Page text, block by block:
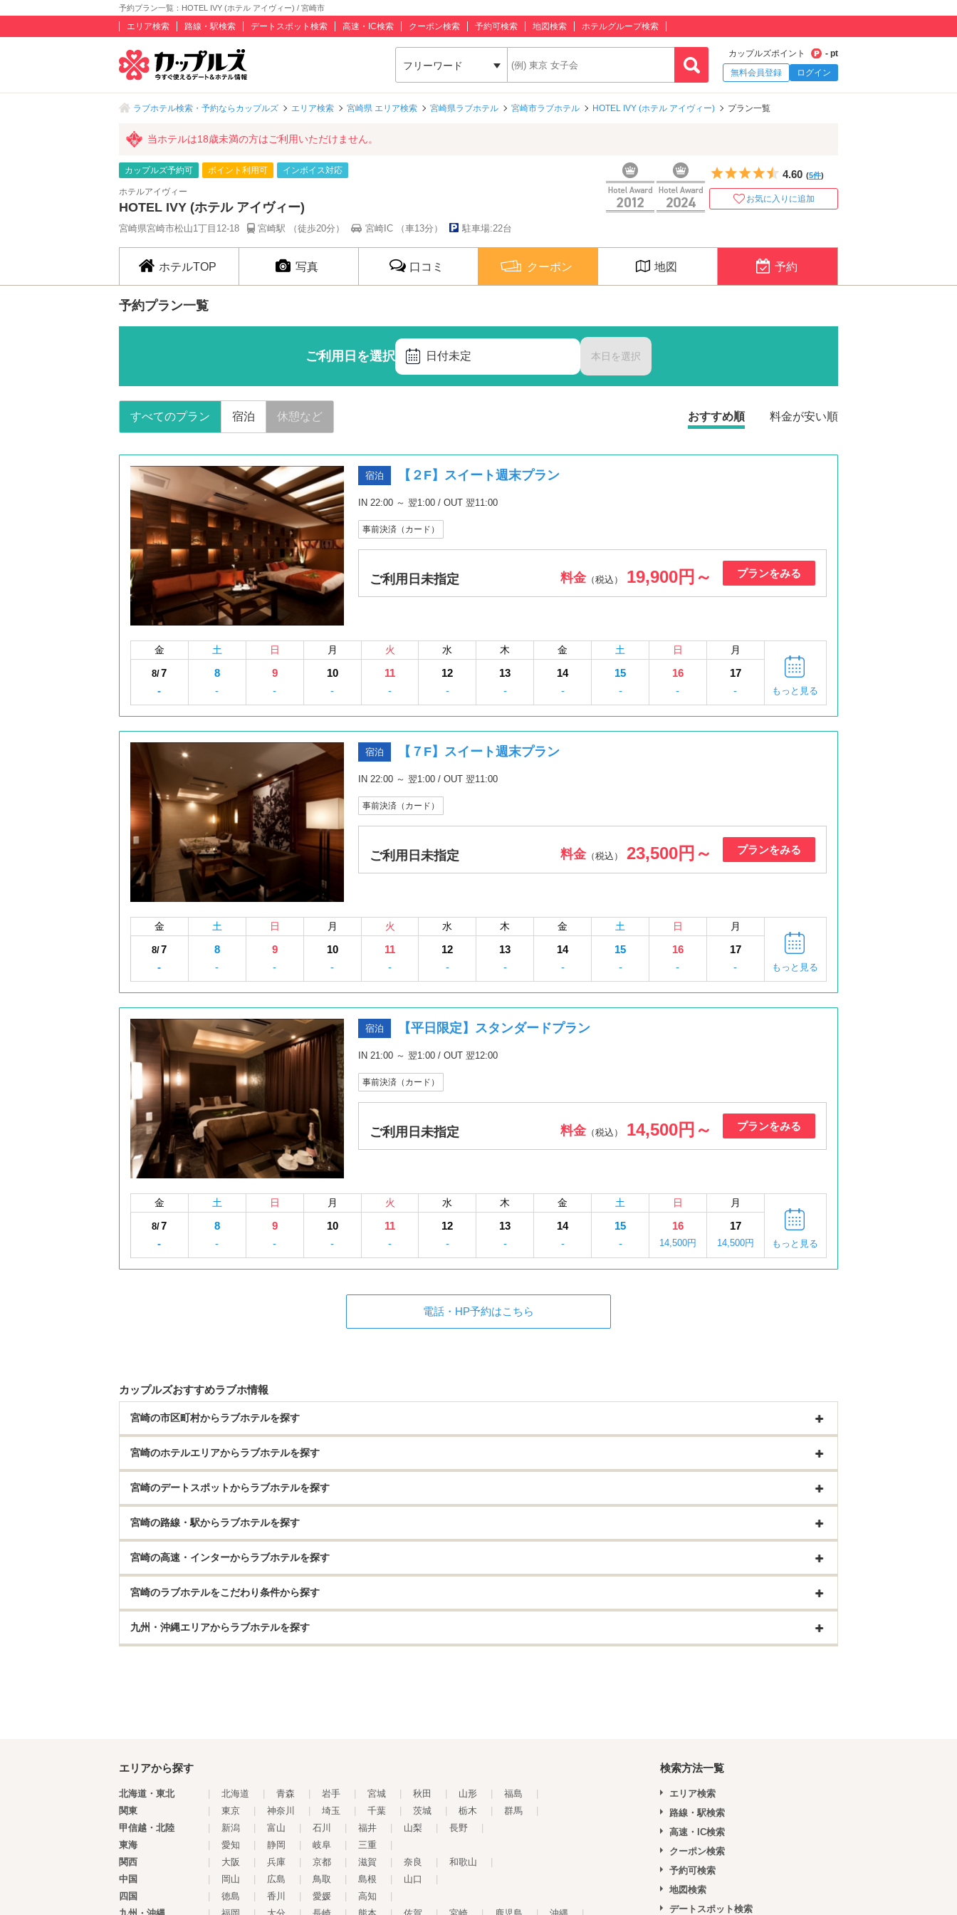
予約プラン一覧：HOTEL IVY (ホテル アイヴィー) / 宮崎市
エリア検索 路線・駅検索 デートスポット検索 高速・IC検索 クーポン検索 予約可検索 地図検索 ホテルグループ検索
フリーワード
カップルズポイント
- pt
無料会員登録
ログイン
ラブホテル検索・予約ならカップルズ エリア検索 宮崎県 エリア検索 宮崎県ラブホテル 宮崎市ラブホテル HOTEL IVY (ホテル アイヴィー) プラン一覧
当ホテルは18歳未満の方はご利用いただけません。
カップルズ予約可 ポイント利用可 インボイス対応
ホテルアイヴィー
HOTEL IVY (ホテル アイヴィー)
宮崎県宮崎市松山1丁目12-18 宮崎駅 （徒歩20分） 宮崎IC （車13分） 駐車場:22台
5つ星のうち4.5
4.60 (5件)
お気に入りに追加
ホテルTOP 写真 口コミ クーポン 地図 予約
予約プラン一覧
ご利用日を選択 日付未定 本日を選択
すべてのプラン 宿泊 休憩など おすすめ順 料金が安い順
宿泊 【２F】スイート週末プラン
IN 22:00 ～ 翌1:00 / OUT 翌11:00
事前決済（カード）
ご利用日未指定 料金（税込） 19,900円～ プランをみる
金 土 日 月 火 水 木 金 土 日 月
8/7
-
8
-
9
-
10
-
11
-
12
-
13
-
14
-
15
-
16
-
17
-
もっと見る
宿泊 【７F】スイート週末プラン
IN 22:00 ～ 翌1:00 / OUT 翌11:00
事前決済（カード）
ご利用日未指定 料金（税込） 23,500円～ プランをみる
金 土 日 月 火 水 木 金 土 日 月
8/7
-
8
-
9
-
10
-
11
-
12
-
13
-
14
-
15
-
16
-
17
-
もっと見る
宿泊 【平日限定】スタンダードプラン
IN 21:00 ～ 翌1:00 / OUT 翌12:00
事前決済（カード）
ご利用日未指定 料金（税込） 14,500円～ プランをみる
金 土 日 月 火 水 木 金 土 日 月
8/7
-
8
-
9
-
10
-
11
-
12
-
13
-
14
-
15
-
16
14,500円
17
14,500円 もっと見る
電話・HP予約はこちら
カップルズおすすめラブホ情報
宮崎の市区町村からラブホテルを探す
宮崎のホテルエリアからラブホテルを探す
宮崎のデートスポットからラブホテルを探す
宮崎の路線・駅からラブホテルを探す
宮崎の高速・インターからラブホテルを探す
宮崎のラブホテルをこだわり条件から探す
九州・沖縄エリアからラブホテルを探す
エリアから探す
北海道・東北 北海道 青森 岩手 宮城 秋田 山形 福島
関東
東京 神奈川 埼玉 千葉 茨城 栃木 群馬
甲信越・北陸
新潟 富山 石川 福井 山梨 長野
東海
愛知 静岡 岐阜 三重
関西
大阪 兵庫 京都 滋賀 奈良 和歌山
中国
岡山 広島 鳥取 島根 山口
四国
徳島 香川 愛媛 高知
検索方法一覧
エリア検索
路線・駅検索
高速・IC検索
クーポン検索
予約可検索
地図検索
デートスポット検索